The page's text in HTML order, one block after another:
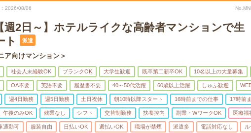
2026/08/06
週2日～】ホテルライクな高齢者マンションで生
ト
派遣
ア向けマンション＞
社会人未経験OK ブランクOK 大学生歓迎 既卒第二新卒OK 10名以上の大量募集
OA不要 英語不要 履歴書不要 40～50代活躍 60歳以上活躍 しゅふ歓迎
週4日勤務 週5日勤務 土日祝休 朝10時以降スタート 16時前までの仕事 17時前
午後のみOK 残業なし シフト 交替制勤務 扶養控内 副業・WワークOK 医療福
通勤可 服装自由 日払いOK 週払いOK 職場が禁煙 派遣多 電話対応なし